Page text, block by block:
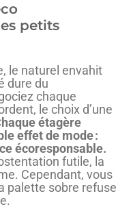
petits
le naturel envahit
dure du
chaque
le choix d’une
étagère
effet de mode :
écoresponsable.
futile, la
Cependant, vous
palette sobre refuse